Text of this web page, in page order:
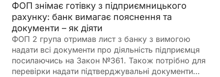
ФОП знімає готівку з підприємницького
рахунку: банк вимагає пояснення та
документи – як діяти
ФОП 2 група отримав лист з банку з вимогою
надати всі документи про діяльність підприємця
посилаючись на Закон №361. Також потрібно для
перевірки надати підтверджувальні документи